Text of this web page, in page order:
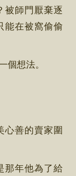
被師門厭棄逐
能在被窩偷偷
想法。
善的賣家圍
年他為了給